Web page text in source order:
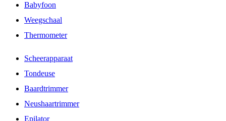
Babyfoon
Weegschaal
Thermometer
Scheerapparaat
Tondeuse
Baardtrimmer
Neushaartrimmer
Epilator